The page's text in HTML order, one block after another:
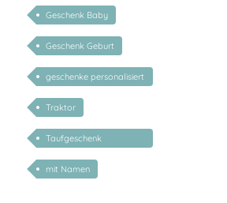
Geschenk Baby
Geschenk Geburt
geschenke personalisiert
kinder
Traktor
Taufgeschenk
personalisiert
mit Namen